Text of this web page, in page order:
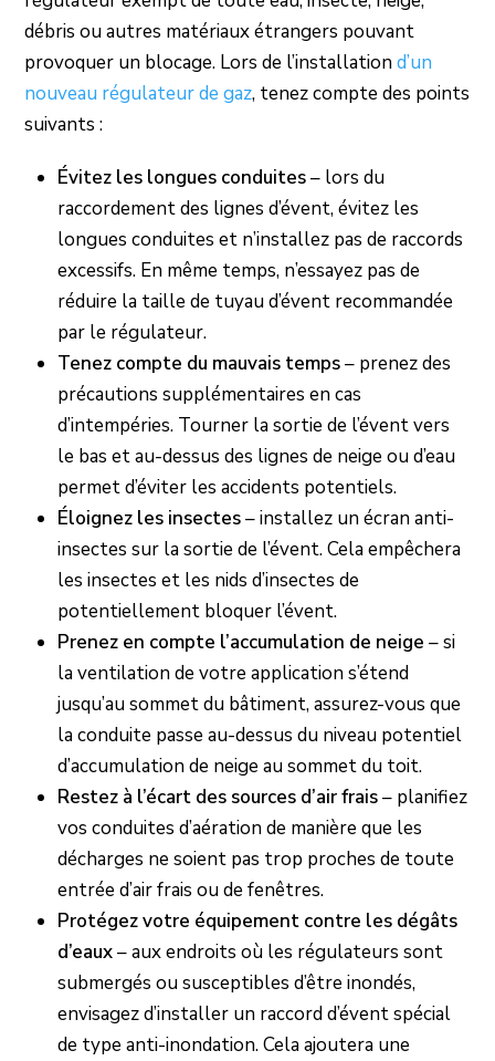
débris ou autres matériaux étrangers pouvant
provoquer un blocage. Lors de l’installationd’un
nouveau régulateur de gaz, tenez compte des points
suivants :
Évitez les longues conduites– lors du
raccordement des lignes d’évent, évitez les
longues conduites et n’installez pas de raccords
excessifs. En même temps, n’essayez pas de
réduire la taille de tuyau d’évent recommandée
par le régulateur.
Tenez compte du mauvais temps– prenez des
précautions supplémentaires en cas
d’intempéries. Tourner la sortie de l’évent vers
le bas et au-dessus des lignes de neige ou d’eau
permet d’éviter les accidents potentiels.
Éloignez les insectes– installez un écran anti-
insectes sur la sortie de l’évent. Cela empêchera
les insectes et les nids d’insectes de
potentiellement bloquer l’évent.
Prenez en compte l’accumulation de neige – si
la ventilation de votre application s’étend
jusqu’au sommet du bâtiment, assurez-vous que
la conduite passe au-dessus du niveau potentiel
d’accumulation de neige au sommet du toit.
Restez à l’écart des sources d’air frais– planifiez
vos conduites d’aération de manière que les
décharges ne soient pas trop proches de toute
entrée d’air frais ou de fenêtres.
Protégez votre équipement contre les dégâts
d’eaux– aux endroits où les régulateurs sont
submergés ou susceptibles d’être inondés,
envisagez d’installer un raccord d’évent spécial
de type anti-inondation. Cela ajoutera une